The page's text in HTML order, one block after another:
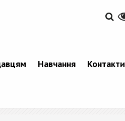
Навчання Контакти